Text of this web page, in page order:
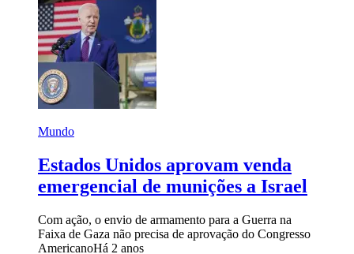
Mundo
Estados Unidos aprovam venda
emergencial de munições a Israel
Com ação, o envio de armamento para a Guerra na
Faixa de Gaza não precisa de aprovação do Congresso
AmericanoHá 2 anos